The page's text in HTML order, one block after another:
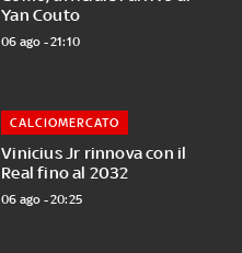
Yan Couto
06 ago - 21:10
Vinicius Jr rinnova con il
Real fino al 2032
CALCIOMERCATO
06 ago - 20:25